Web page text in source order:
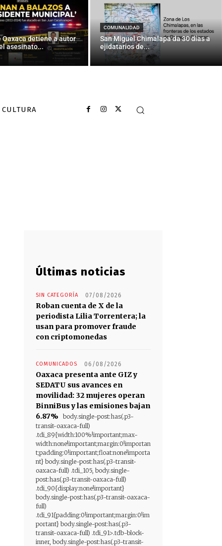
Oaxaca detiene a autor
asesinato...
COMUNALIDAD
San Miguel Chimalapa da 30 días a
ejidatarios de...
CULTURA
Últimas noticias
SIN CATEGORÍA 07/08/2026
Roban cuenta de X de la
periodista Lilia Torrentera; la
usan para promover fraude
con criptomonedas
COMUNICADOS 06/08/2026
Oaxaca presenta ante GIZ y
SEDATU sus avances en
movilidad: 32 mujeres operan
BinniBus y las emisiones bajan
6.87%
body.single-post:has(.p3-
transit-oaxaca-full)
.tdi_89{width:100%!important;max-
width:none!important;margin:0!importan
t;padding:0!important;float:none!importa
nt} body.single-post:has(.p3-transit-
oaxaca-full) .tdi_105, body.single-
post:has(.p3-transit-oaxaca-full)
.tdi_90{display:none!important}
body.single-post:has(.p3-transit-oaxaca-
full)
.tdi_91{padding:0!important;margin:0!im
portant} body.single-post:has(.p3-
transit-oaxaca-full) .tdi_91>.tdb-block-
inner, body.single-post:has(.p3-transit-